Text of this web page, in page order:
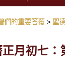
們的重要答覆 聖
月初七：